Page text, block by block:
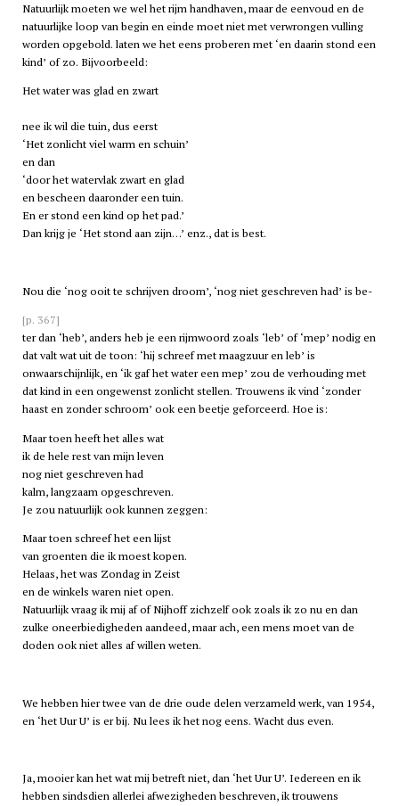
Natuurlijk moeten we wel het rijm handhaven, maar de eenvoud en de
natuurlijke loop van begin en einde moet niet met verwrongen vulling
worden opgebold. laten we het eens proberen met ‘en daarin stond een
kind’ of zo. Bijvoorbeeld:
Het water was glad en zwart
nee ik wil die tuin, dus eerst
‘Het zonlicht viel warm en schuin’
en dan
‘door het watervlak zwart en glad
en bescheen daaronder een tuin.
En er stond een kind op het pad.’
Dan krijg je ‘Het stond aan zijn…’ enz., dat is best.
Nou die ‘nog ooit te schrijven droom’, ‘nog niet geschreven had’ is be-
[p. 367]
ter dan ‘heb’, anders heb je een rijmwoord zoals ‘leb’ of ‘mep’ nodig en
dat valt wat uit de toon: ‘hij schreef met maagzuur en leb’ is
onwaarschijnlijk, en ‘ik gaf het water een mep’ zou de verhouding met
dat kind in een ongewenst zonlicht stellen. Trouwens ik vind ‘zonder
haast en zonder schroom’ ook een beetje geforceerd. Hoe is:
Maar toen heeft het alles wat
ik de hele rest van mijn leven
nog niet geschreven had
kalm, langzaam opgeschreven.
Je zou natuurlijk ook kunnen zeggen:
Maar toen schreef het een lijst
van groenten die ik moest kopen.
Helaas, het was Zondag in Zeist
en de winkels waren niet open.
Natuurlijk vraag ik mij af of Nijhoff zichzelf ook zoals ik zo nu en dan
zulke oneerbiedigheden aandeed, maar ach, een mens moet van de
doden ook niet alles af willen weten.
We hebben hier twee van de drie oude delen verzameld werk, van 1954,
en ‘het Uur U’ is er bij. Nu lees ik het nog eens. Wacht dus even.
Ja, mooier kan het wat mij betreft niet, dan ‘het Uur U’. Iedereen en ik
hebben sindsdien allerlei afwezigheden beschreven, ik trouwens